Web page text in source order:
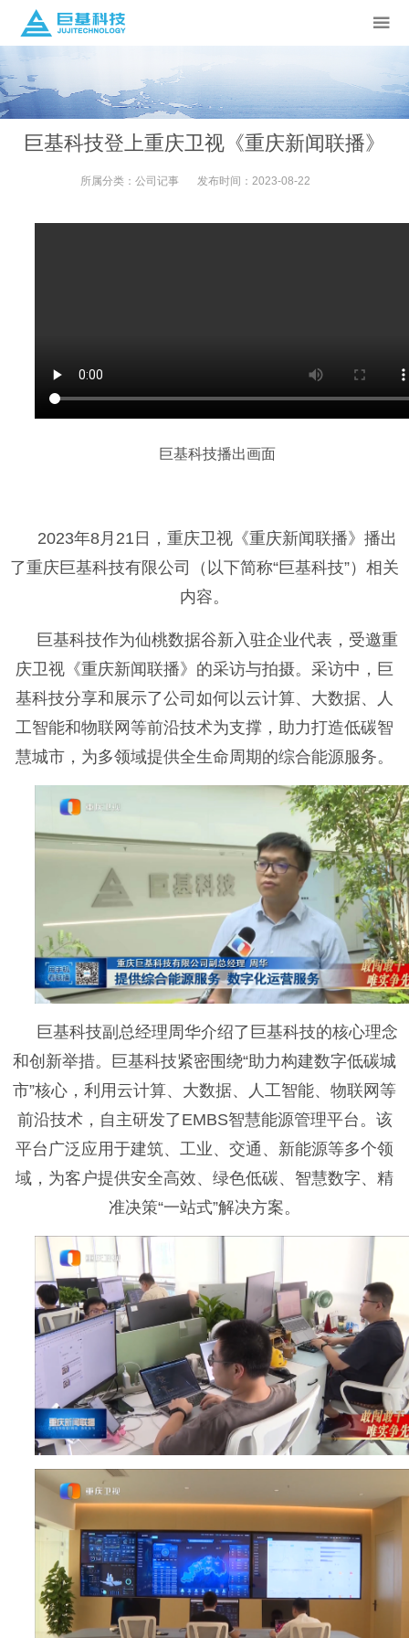
巨基科技登上重庆卫视《重庆新闻联播》
所属分类： 公司记事 发布时间： 2023-08-22
巨基科技播出画面
2023年8月21日，重庆卫视《重庆新闻联播》播出
了重庆巨基科技有限公司（以下简称“巨基科技”）相关
内容。
巨基科技作为仙桃数据谷新入驻企业代表，受邀重
庆卫视《重庆新闻联播》的采访与拍摄。采访中，巨
基科技分享和展示了公司如何以云计算、大数据、人
工智能和物联网等前沿技术为支撑，助力打造低碳智
慧城市，为多领域提供全生命周期的综合能源服务。
巨基科技副总经理周华介绍了巨基科技的核心理念
和创新举措。巨基科技紧密围绕“助力构建数字低碳城
市”核心，利用云计算、大数据、人工智能、物联网等
前沿技术，自主研发了EMBS智慧能源管理平台。该
平台广泛应用于建筑、工业、交通、新能源等多个领
域，为客户提供安全高效、绿色低碳、智慧数字、精
准决策“一站式”解决方案。